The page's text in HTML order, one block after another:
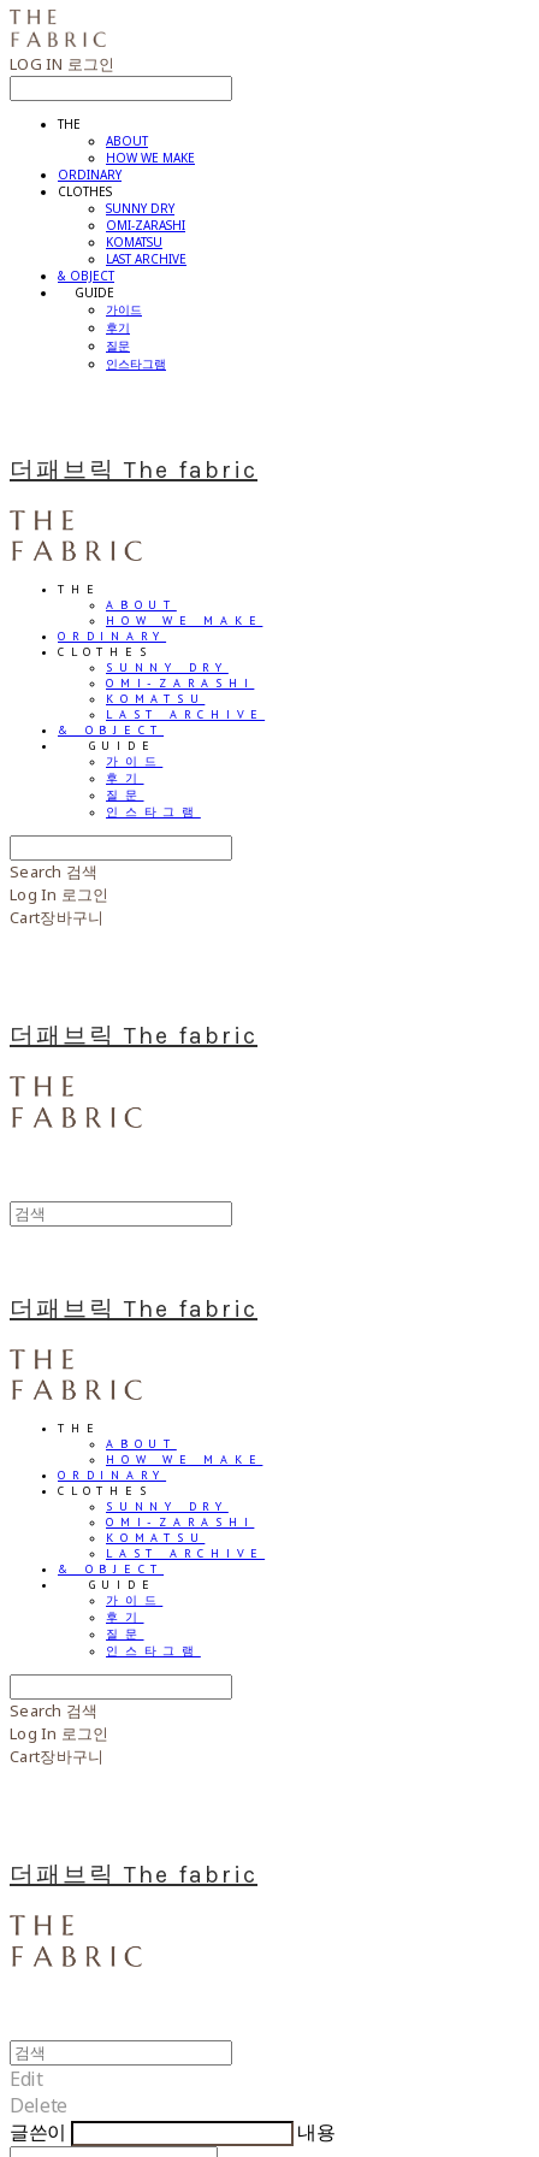
LOG IN 로그인
THE
ABOUT
HOW WE MAKE
ORDINARY
CLOTHES
SUNNY DRY
OMI-ZARASHI
KOMATSU
LAST ARCHIVE
& OBJECT
⠀⠀GUIDE
가이드
후기
질문
인스타그램
더패브릭 The fabric
THE
ABOUT
HOW WE MAKE
ORDINARY
CLOTHES
SUNNY DRY
OMI-ZARASHI
KOMATSU
LAST ARCHIVE
& OBJECT
⠀⠀GUIDE
가이드
후기
질문
인스타그램
Search 검색
Log In 로그인
Cart장바구니
더패브릭 The fabric
더패브릭 The fabric
THE
ABOUT
HOW WE MAKE
ORDINARY
CLOTHES
SUNNY DRY
OMI-ZARASHI
KOMATSU
LAST ARCHIVE
& OBJECT
⠀⠀GUIDE
가이드
후기
질문
인스타그램
Search 검색
Log In 로그인
Cart장바구니
더패브릭 The fabric
Edit
Delete
글쓴이
내용